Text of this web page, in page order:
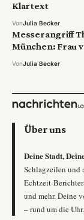
Klartext
VonJulia Becker
Messerangriff
München: Frau
VonJulia Becker
Über uns
Deine Stadt,
Schlagzeilen und
Echtzeit-
und mehr. Deine
– rund um die Uhr.